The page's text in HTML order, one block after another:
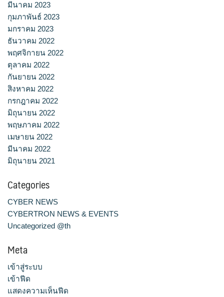
มีนาคม 2023
กุมภาพันธ์ 2023
มกราคม 2023
ธันวาคม 2022
พฤศจิกายน 2022
ตุลาคม 2022
กันยายน 2022
สิงหาคม 2022
กรกฎาคม 2022
มิถุนายน 2022
พฤษภาคม 2022
เมษายน 2022
มีนาคม 2022
มิถุนายน 2021
Categories
CYBER NEWS
CYBERTRON NEWS & EVENTS
Uncategorized @th
Meta
เข้าสู่ระบบ
เข้าฟีด
แสดงความเห็นฟีด